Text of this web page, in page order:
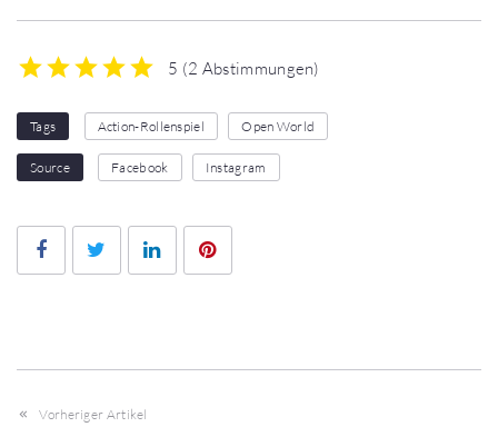
5 (2 Abstimmungen)
Tags Action-Rollenspiel Open World
Source Facebook Instagram
FacebookTwitter LinkedIn
Vorheriger Artikel